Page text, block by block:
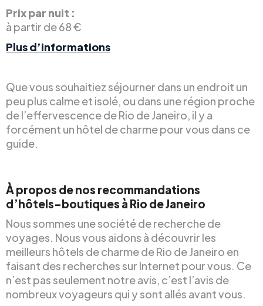
Prix par nuit :
à partir de 68 €
Plus d’informations
Que vous souhaitiez séjourner dans un endroit un
peu plus calme et isolé, ou dans une région proche
de l’effervescence de Rio de Janeiro, il y a
forcément un hôtel de charme pour vous dans ce
guide.
À propos de nos recommandations
d’hôtels-boutiques à Rio de Janeiro
Nous sommes une société de recherche de
voyages. Nous vous aidons à découvrir les
meilleurs hôtels de charme de Rio de Janeiro en
faisant des recherches sur Internet pour vous. Ce
n’est pas seulement notre avis, c’est l’avis de
nombreux voyageurs qui y sont allés avant vous.